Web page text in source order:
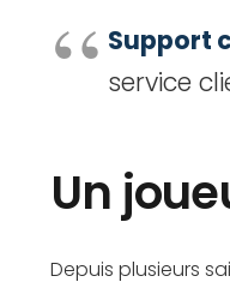
Support
service
Un
Depuis plusieurs